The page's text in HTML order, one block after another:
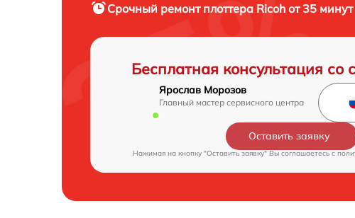
Срочный ремонт плоттера Ricoh от 35 минут
Бесплатная консультация со
Ярослав Морозов
Главный мастер сервисного центра
Оставить заявку
Нажимая на кнопку "Оставить заявку" Вы соглашаетесь c